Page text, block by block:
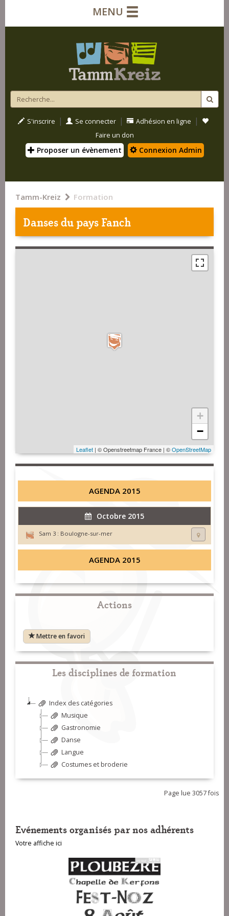
MENU
S'inscrire | Se connecter | Adhésion en ligne |
Faire un don
Proposer un évènement Connexion Admin
Tamm-Kreiz Formation
Danses du pays Fanch
+
−
Leaflet | © Openstreetmap France | ©OpenStreetMap
AGENDA 2015
Octobre 2015
Sam 3 : Boulogne-sur-mer
AGENDA 2015
Actions
Mettre en favori
Les disciplines de formation
Index des catégories
Musique
Gastronomie
Danse
Langue
Costumes et broderie
Page lue 3057 fois
Evénements organisés par nos adhérents
Votre affiche ici